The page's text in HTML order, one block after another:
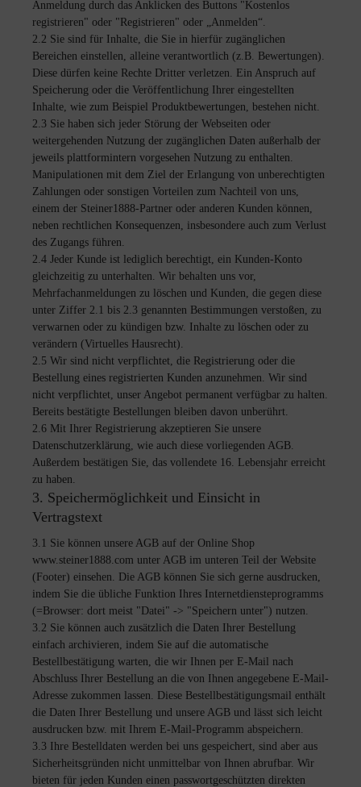
Anmeldung durch das Anklicken des Buttons "Kostenlos
registrieren" oder "Registrieren" oder „Anmelden“.
2.2 Sie sind für Inhalte, die Sie in hierfür zugänglichen
Bereichen einstellen, alleine verantwortlich (z.B. Bewertungen).
Diese dürfen keine Rechte Dritter verletzen. Ein Anspruch auf
Speicherung oder die Veröffentlichung Ihrer eingestellten
Inhalte, wie zum Beispiel Produktbewertungen, bestehen nicht.
2.3 Sie haben sich jeder Störung der Webseiten oder
weitergehenden Nutzung der zugänglichen Daten außerhalb der
jeweils plattformintern vorgesehen Nutzung zu enthalten.
Manipulationen mit dem Ziel der Erlangung von unberechtigten
Zahlungen oder sonstigen Vorteilen zum Nachteil von uns,
einem der Steiner1888-Partner oder anderen Kunden können,
neben rechtlichen Konsequenzen, insbesondere auch zum Verlust
des Zugangs führen.
2.4 Jeder Kunde ist lediglich berechtigt, ein Kunden-Konto
gleichzeitig zu unterhalten. Wir behalten uns vor,
Mehrfachanmeldungen zu löschen und Kunden, die gegen diese
unter Ziffer 2.1 bis 2.3 genannten Bestimmungen verstoßen, zu
verwarnen oder zu kündigen bzw. Inhalte zu löschen oder zu
verändern (Virtuelles Hausrecht).
2.5 Wir sind nicht verpflichtet, die Registrierung oder die
Bestellung eines registrierten Kunden anzunehmen. Wir sind
nicht verpflichtet, unser Angebot permanent verfügbar zu halten.
Bereits bestätigte Bestellungen bleiben davon unberührt.
2.6 Mit Ihrer Registrierung akzeptieren Sie unsere
Datenschutzerklärung, wie auch diese vorliegenden AGB.
Außerdem bestätigen Sie, das vollendete 16. Lebensjahr erreicht
zu haben.
3. Speichermöglichkeit und Einsicht in
Vertragstext
3.1 Sie können unsere AGB auf der Online Shop
www.steiner1888.com unter AGB im unteren Teil der Website
(Footer) einsehen. Die AGB können Sie sich gerne ausdrucken,
indem Sie die übliche Funktion Ihres Internetdiensteprogramms
(=Browser: dort meist "Datei" -> "Speichern unter") nutzen.
3.2 Sie können auch zusätzlich die Daten Ihrer Bestellung
einfach archivieren, indem Sie auf die automatische
Bestellbestätigung warten, die wir Ihnen per E-Mail nach
Abschluss Ihrer Bestellung an die von Ihnen angegebene E-Mail-
Adresse zukommen lassen. Diese Bestellbestätigungsmail enthält
die Daten Ihrer Bestellung und unsere AGB und lässt sich leicht
ausdrucken bzw. mit Ihrem E-Mail-Programm abspeichern.
3.3 Ihre Bestelldaten werden bei uns gespeichert, sind aber aus
Sicherheitsgründen nicht unmittelbar von Ihnen abrufbar. Wir
bieten für jeden Kunden einen passwortgeschützten direkten